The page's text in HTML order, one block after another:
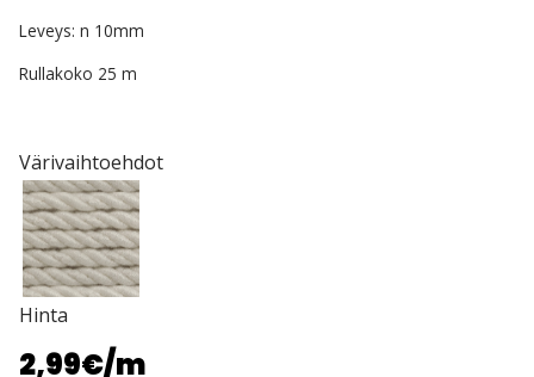
Leveys: n 10mm
Rullakoko 25 m
Värivaihtoehdot
Hinta
2,99€/m